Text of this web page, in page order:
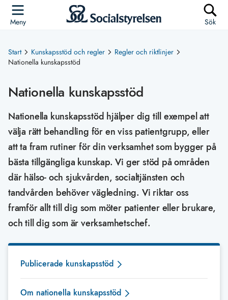
Meny Sök
Start Kunskapsstöd och regler
Regler och riktlinjer
Nationella kunskapsstöd
Nationella kunskapsstöd
Nationella kunskapsstöd hjälper dig till exempel att
välja rätt behandling för en viss patientgrupp, eller
att ta fram rutiner för din verksamhet som bygger på
bästa tillgängliga kunskap. Vi ger stöd på områden
där hälso- och sjukvården, socialtjänsten och
tandvården behöver vägledning. Vi riktar oss
framför allt till dig som möter patienter eller brukare,
och till dig som är verksamhetschef.
Publicerade kunskapsstöd
Om nationella kunskapsstöd